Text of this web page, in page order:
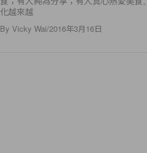
化越來越
By Vicky Wai/2016年3月16日